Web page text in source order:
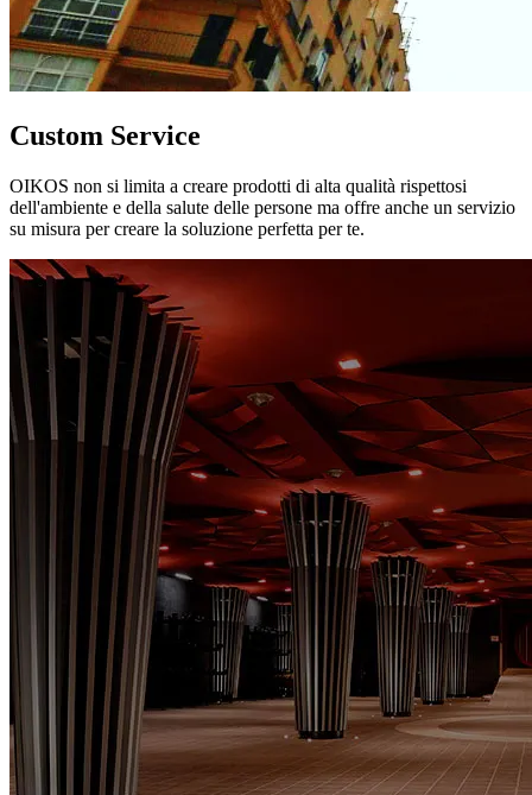
Custom Service
OIKOS non si limita a creare prodotti di alta qualità rispettosi
dell'ambiente e della salute delle persone ma offre anche un servizio
su misura per creare la soluzione perfetta per te.